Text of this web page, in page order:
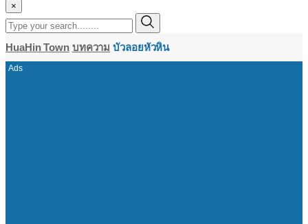
×
HuaHin Town บทความ บัวลอยหัวหิน